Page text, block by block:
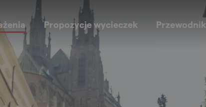
Propozycje wycieczek Przewodnik